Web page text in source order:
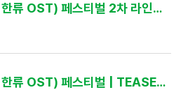
2026 GHOST(경기 한류 OST) 페스티벌 2차 라인업 공개 및 프리세일 티켓 판매 안내
2026 GHOST(경기 한류 OST) 페스티벌 | TEASER 영상 공개